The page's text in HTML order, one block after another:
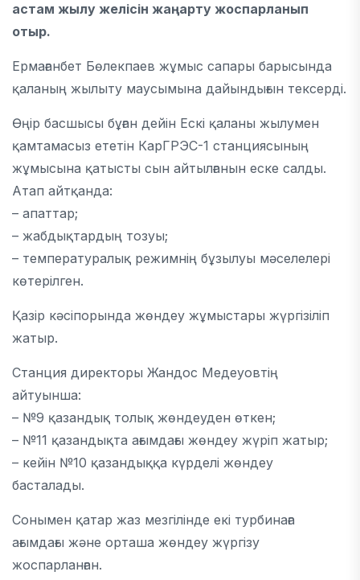
астам жылу желісін жаңарту жоспарланып
отыр.
Ермағанбет Бөлекпаев жұмыс сапары барысында
қаланың жылыту маусымына дайындығын тексерді.
Өңір басшысы бұған дейін Ескі қаланы жылумен
қамтамасыз ететін КарГРЭС-1 станциясының
жұмысына қатысты сын айтылғанын еске салды.
Атап айтқанда:
– апаттар;
– жабдықтардың тозуы;
– температуралық режимнің бұзылуы мәселелері
көтерілген.
Қазір кәсіпорында жөндеу жұмыстары жүргізіліп
жатыр.
Станция директоры Жандос Медеуовтің
айтуынша:
– №9 қазандық толық жөндеуден өткен;
– №11 қазандықта ағымдағы жөндеу жүріп жатыр;
– кейін №10 қазандыққа күрделі жөндеу
басталады.
Сонымен қатар жаз мезгілінде екі турбинаға
ағымдағы және орташа жөндеу жүргізу
жоспарланған.